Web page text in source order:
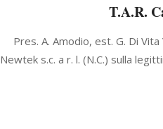
T.A.R.
12-
07
Pres. A. Amodio, est. G. Di
Newtek s.c. a r. l. (N.C.) sulla